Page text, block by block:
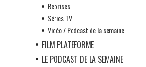
Reprises
Séries TV
Vidéo / Podcast de la semaine
FILM PLATEFORME
LE PODCAST DE LA SEMAINE